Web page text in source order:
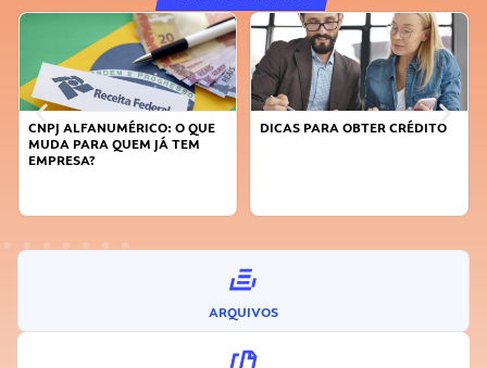
DICAS PARA OBTER CRÉDITO
FAÇA A DIFERENÇA: SEJA
ARQUIVOS